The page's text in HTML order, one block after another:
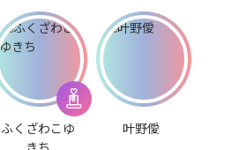
ふくざわこゆ
叶野僾